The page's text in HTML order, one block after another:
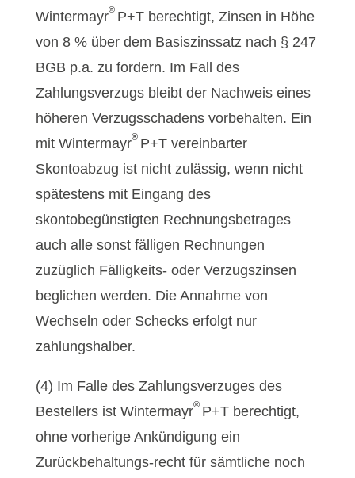
Wintermayr® P+T berechtigt, Zinsen in Höhe
von 8 % über dem Basiszinssatz nach § 247
BGB p.a. zu fordern. Im Fall des
Zahlungsverzugs bleibt der Nachweis eines
höheren Verzugsschadens vorbehalten. Ein
mit Wintermayr® P+T vereinbarter
Skontoabzug ist nicht zulässig, wenn nicht
spätestens mit Eingang des
skontobegünstigten Rechnungsbetrages
auch alle sonst fälligen Rechnungen
zuzüglich Fälligkeits- oder Verzugszinsen
beglichen werden. Die Annahme von
Wechseln oder Schecks erfolgt nur
zahlungshalber.
(4) Im Falle des Zahlungsverzuges des
Bestellers ist Wintermayr® P+T berechtigt,
ohne vorherige Ankündigung ein
Zurückbehaltungs-recht für sämtliche noch